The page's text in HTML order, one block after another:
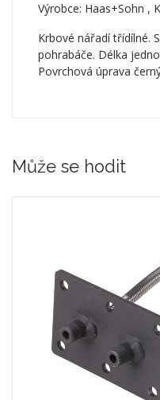
Výrobce: Haas+Sohn ,
Krbové nářadí třídílné.
pohrabáče. Délka
Povrchová úprava
Může se hodit